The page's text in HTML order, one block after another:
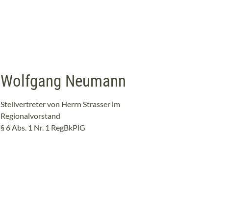
Wolfgang Neumann
Stellvertreter von Herrn Strasser im
Regionalvorstand
§ 6 Abs. 1 Nr. 1 RegBkPlG